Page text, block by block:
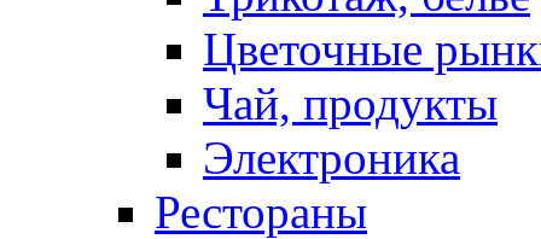
Цветочные
Чай, продукты
Электроника
Рестораны